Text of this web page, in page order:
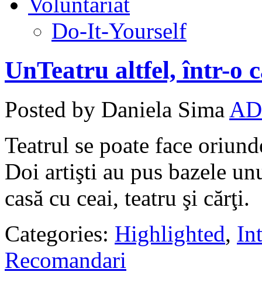
Do-It-Yourself
UnTeatru altfel, într-o
Posted by Daniela Sima
Teatrul se poate face
Doi artişti au pus bazele
casă cu ceai, teatru şi cărţi.
Categories: Highlighted,
Recomandari